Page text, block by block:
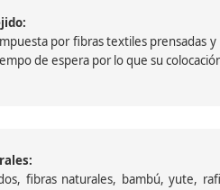
por fibras textiles prensadas
de espera por lo que su
fibras naturales, bambú, yute,